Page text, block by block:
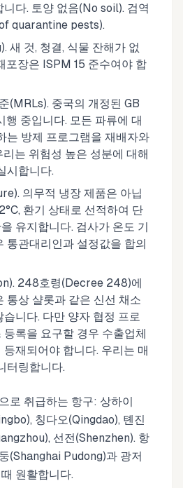
니다. 토양 없음(No soil). 검역
quarantine pests).
새 것, 청결, 식물 잔해가 없
포장은 ISPM 15 준수여야 합
(MRLs). 중국의 개정된 GB
중입니다. 모든 파류에 대
는 방제 프로그램을 재배자와
는 위험성 높은 성분에 대해
시합니다.
의무적 냉장 제품은 아닙
환기 상태로 선적하여 단
유지합니다. 검사가 온도 기
통관대리인과 설정값을 합의
248호령(Decree 248)에
통상 샬롯과 같은 신선 채소
니다. 다만 양자 협정 프로
등록을 요구할 경우 수출업체
등재되어야 합니다. 우리는 매
터링합니다.
로 취급하는 항구: 상하이
칭다오(Qingdao), 톈진
선전(Shenzhen). 항
(Shanghai Pudong)과 광저
원활합니다.